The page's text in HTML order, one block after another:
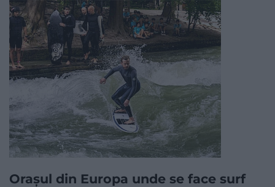
Orașul din Europa unde se face surf